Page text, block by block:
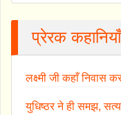
प्रेरक
लक्ष्मी जी कहाँ निवास
युधिष्ठर ने ही समझ,